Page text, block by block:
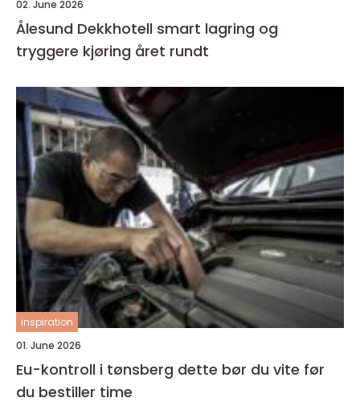
02. June 2026
Ålesund Dekkhotell smart lagring og
tryggere kjøring året rundt
inspiration
01. June 2026
Eu-kontroll i tønsberg dette bør du vite før
du bestiller time